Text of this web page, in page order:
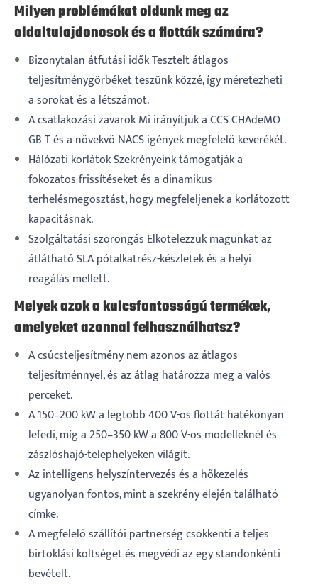
Milyen problémákat oldunk meg az
oldaltulajdonosok és a flották számára?
Bizonytalan átfutási idők Tesztelt átlagos
teljesítménygörbéket teszünk közzé, így méretezheti
a sorokat és a létszámot.
A csatlakozási zavarok Mi irányítjuk a CCS CHAdeMO
GB T és a növekvő NACS igények megfelelő keverékét.
Hálózati korlátok Szekrényeink támogatják a
fokozatos frissítéseket és a dinamikus
terhelésmegosztást, hogy megfeleljenek a korlátozott
kapacitásnak.
Szolgáltatási szorongás Elkötelezzük magunkat az
átlátható SLA pótalkatrész-készletek és a helyi
reagálás mellett.
Melyek azok a kulcsfontosságú termékek,
amelyeket azonnal felhasználhatsz?
A csúcsteljesítmény nem azonos az átlagos
teljesítménnyel, és az átlag határozza meg a valós
perceket.
A 150–200 kW a legtöbb 400 V-os flottát hatékonyan
lefedi, míg a 250–350 kW a 800 V-os modelleknél és
zászlóshajó-telephelyeken világít.
Az intelligens helyszíntervezés és a hőkezelés
ugyanolyan fontos, mint a szekrény elején található
címke.
A megfelelő szállítói partnerség csökkenti a teljes
birtoklási költséget és megvédi az egy standonkénti
bevételt.